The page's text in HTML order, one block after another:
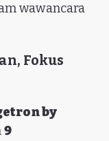
wawancara
Fokus
by
9